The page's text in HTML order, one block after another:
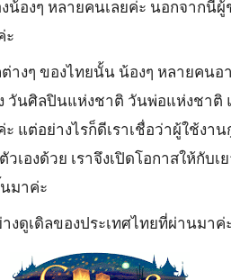
องๆ หลายคนเลยค่ะ นอกจากนี้ผู้
ะ
างๆ ของไทยนั้น น้องๆ หลายคนอ
วันศิลปินแห่งชาติ วันพ่อแห่งชาติ
แต่อย่างไรก็ดีเราเชื่อว่าผู้ใช้งา
เองด้วย เราจึงเปิดโอกาสให้กับ
มาค่ะ
งดูเดิลของประเทศไทยที่ผ่านมาค่